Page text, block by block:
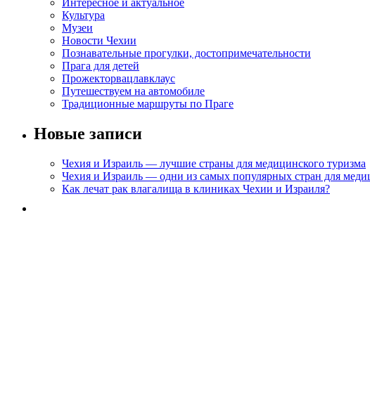
Интересное и актуальное
Культура
Музеи
Новости Чехии
Познавательные прогулки, достопримечательности
Прага для детей
Прожекторвацлавклаус
Путешествуем на автомобиле
Традиционные маршруты по Праге
Новые записи
Чехия и Израиль — лучшие страны для медицинского туризма
Чехия и Израиль — одни из самых популярных стран для
Как лечат рак влагалища в клиниках Чехии и Израиля?